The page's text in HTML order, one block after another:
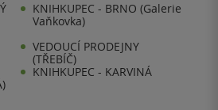
KNIHKUPEC - BRNO (Galerie
Vaňkovka)
VEDOUCÍ PRODEJNY
(TŘEBÍČ)
KNIHKUPEC - KARVINÁ